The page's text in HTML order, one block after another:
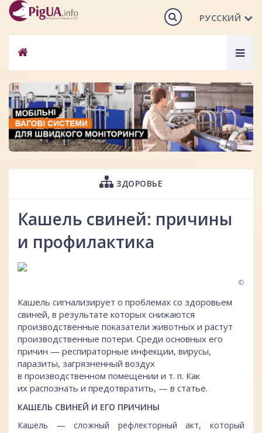
РУССКИЙ
ЗДОРОВЬЕ
Кашель свиней: причины
и профилактика
©
Кашель сигнализирует о проблемах со здоровьем
свиней, в результате которых снижаются
производственные показатели животных и растут
производственные потери. Среди основных его
причин — респираторные инфекции, вирусы,
паразиты, загрязненный воздух
в производственном помещении и т. п. Как
их распознать и предотвратить, — в статье.
КАШЕЛЬ СВИНЕЙ И ЕГО ПРИЧИНЫ
Кашель — сложный рефлекторный акт, который